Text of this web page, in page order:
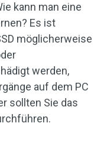
kann man eine
Es ist
möglicherweise
werden,
auf dem PC
sollten Sie das